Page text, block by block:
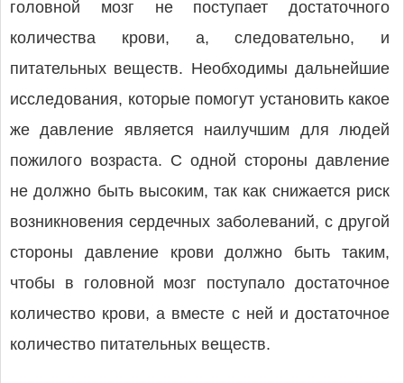
головной мозг не поступает достаточного
количества крови, а, следовательно, и
питательных веществ. Необходимы дальнейшие
исследования, которые помогут установить какое
же давление является наилучшим для людей
пожилого возраста. С одной стороны давление
не должно быть высоким, так как снижается риск
возникновения сердечных заболеваний, с другой
стороны давление крови должно быть таким,
чтобы в головной мозг поступало достаточное
количество крови, а вместе с ней и достаточное
количество питательных веществ.